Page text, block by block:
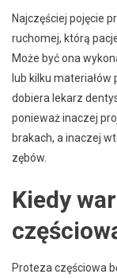
Najczęściej pojęcie
ruchomej, którą
Może być ona
lub kilku materiałów
dobiera lekarz
ponieważ inaczej
brakach, a inaczej
zębów.
Kiedy
Proteza częściowa